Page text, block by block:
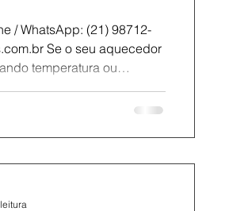
(21) 98712-
e assistência
. Realizamos